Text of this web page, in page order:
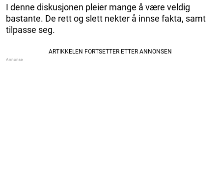
I denne diskusjonen pleier mange å være veldig
bastante. De rett og slett nekter å innse fakta, samt
tilpasse seg.